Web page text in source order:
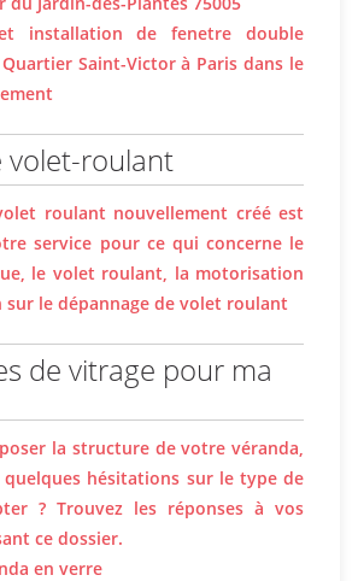
et installation de fenetre double
Saint-Victor à Paris dans le
volet-roulant
roulant nouvellement créé est
service pour ce qui concerne le
le volet roulant, la motorisation
le dépannage de volet roulant
de vitrage pour ma
la structure de votre véranda,
quelques hésitations sur le type de
? Trouvez les réponses à vos
ce dossier.
en verre